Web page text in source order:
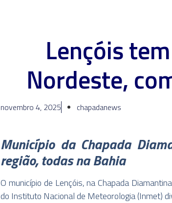
Lençóis
Nordeste,
novembro 4, 2025 chapadanews
Município da Chapada
região, todas na Bahia
O município de Lençóis, na Chapada
do Instituto Nacional de Meteorologia (Inmet)